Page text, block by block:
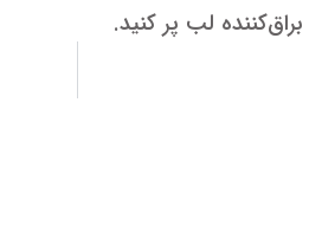
لب پر کنید.